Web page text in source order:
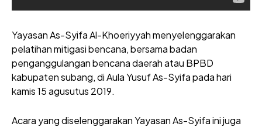
Yayasan As-Syifa Al-Khoeriyyah menyelenggarakan
pelatihan mitigasi bencana, bersama badan
penganggulangan bencana daerah atau BPBD
kabupaten subang, di Aula Yusuf As-Syifa pada hari
kamis 15 agusutus 2019.
Acara yang diselenggarakan Yayasan As-Syifa ini juga